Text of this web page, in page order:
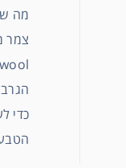
מה
צמר
כדי